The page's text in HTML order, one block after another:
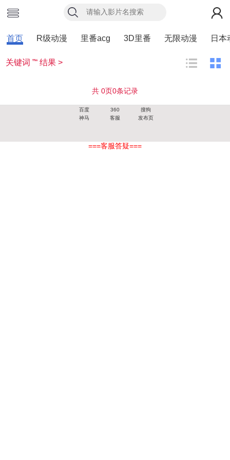
首页 R级动漫 里番acg 3D里番 无限动漫 日本
关键词 ”“ 结果 >
共 0页0条记录
百度 360
搜狗
神马
客服 发布页
===客服答疑===